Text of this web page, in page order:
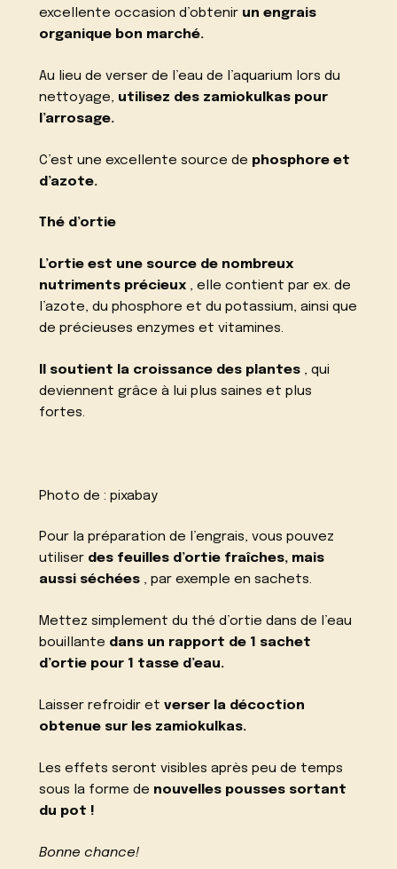
excellente occasion d’obtenir un engrais
organique bon marché.
Au lieu de verser de l’eau de l’aquarium lors du
nettoyage, utilisez des zamiokulkas pour
l’arrosage.
C’est une excellente source de phosphore et
d’azote.
Thé d’ortie
L’ortie est une source de nombreux
nutriments précieux , elle contient par ex. de
l’azote, du phosphore et du potassium, ainsi que
de précieuses enzymes et vitamines.
Il soutient la croissance des plantes , qui
deviennent grâce à lui plus saines et plus
fortes.
Photo de :pixabay
Pour la préparation de l’engrais, vous pouvez
utiliser des feuilles d’ortie fraîches, mais
aussi séchées , par exemple en sachets.
Mettez simplement du thé d’ortie dans de l’eau
bouillante dans un rapport de 1 sachet
d’ortie pour 1 tasse d’eau.
Laisser refroidir etverser la décoction
obtenue sur les zamiokulkas.
Les effets seront visibles après peu de temps
sous la forme de nouvelles pousses sortant
du pot !
Bonne chance!